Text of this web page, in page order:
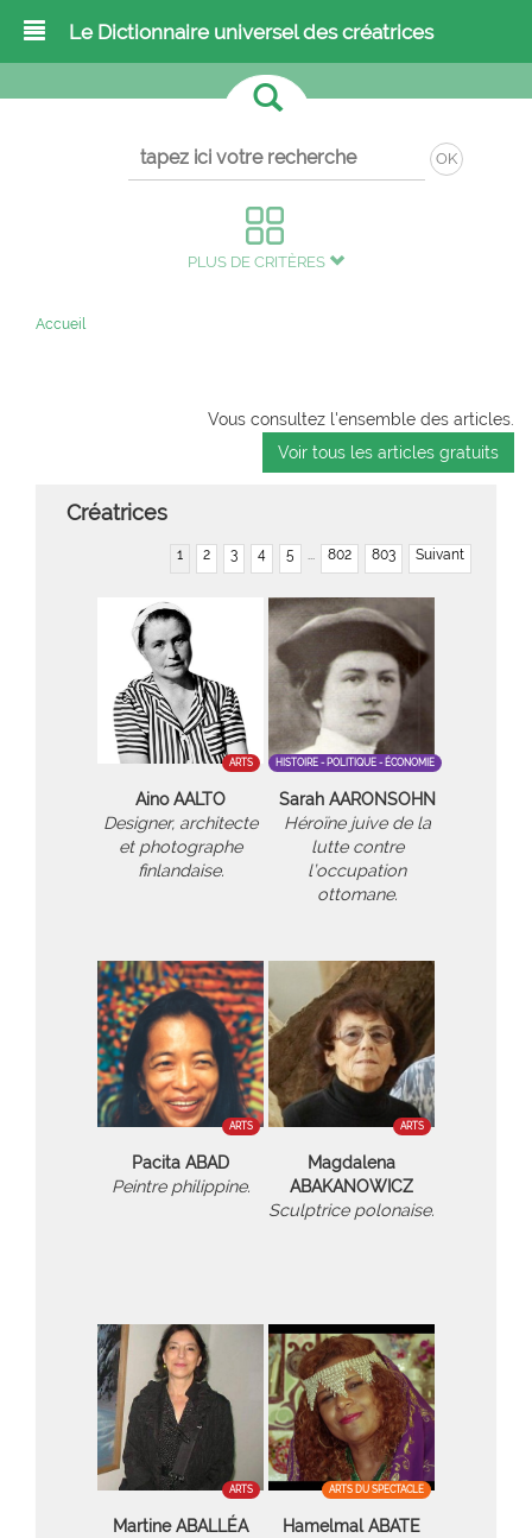
Le Dictionnaire universel des créatrices
OK
PLUS DE CRITÈRES
Accueil
Vous consultez l'ensemble des articles.
Voir tous les articles gratuits
Créatrices
1 2 3 4 5 ... 802 803 Suivant
ARTS
Aino AALTO
Designer, architecte
et photographe
finlandaise.
HISTOIRE - POLITIQUE - ÉCONOMIE
Sarah AARONSOHN
Héroïne juive de la
lutte contre
l’occupation
ottomane.
ARTS
Pacita ABAD
Peintre philippine.
ARTS
Magdalena
ABAKANOWICZ
Sculptrice polonaise.
ARTS
Martine ABALLÉA
ARTS DU SPECTACLE
Hamelmal ABATE